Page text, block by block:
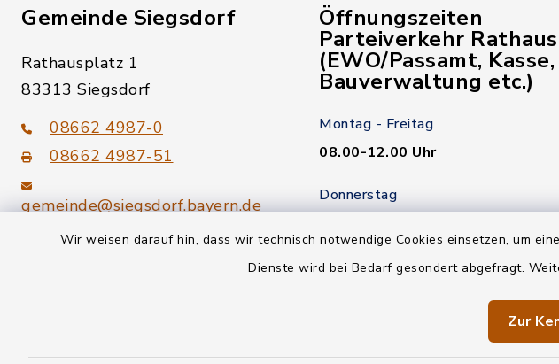
Wir weisen darauf hin, dass wir technisch notwendige Cookies einsetzen, um
Dienste wird bei Bedarf gesondert abgefragt.
Zur
Gemeinde Siegsdorf
Rathausplatz 1
83313 Siegsdorf
08662 4987-0
08662 4987-51
gemeinde@siegsdorf.bayern.de
Öffnungszeiten
Parteiverkehr Rathaus
(EWO/Passamt, Kasse,
Bauverwaltung etc.)
Montag - Freitag
08.00-12.00 Uhr
Donnerstag
Kein Termin nötig!